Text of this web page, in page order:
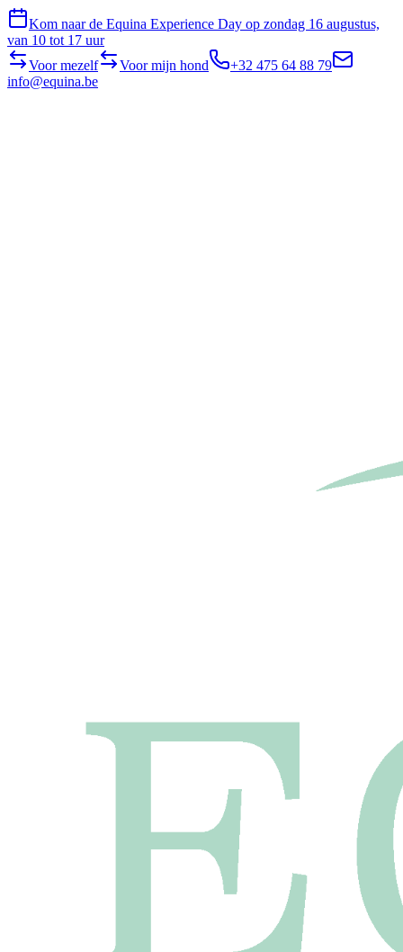
Kom naar de Equina Experience Day op zondag 16 augustus,
van 10 tot 17 uur
Voor mezelf
Voor mijn hond
+32 475 64 88 79
info@equina.be